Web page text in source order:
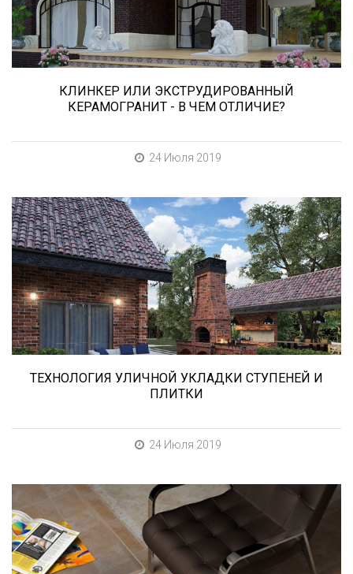
для экстерьерной отделки домов, зон
мангала, барбекю, лестниц и...
КЛИНКЕР ИЛИ ЭКСТРУДИРОВАННЫЙ
КЕРАМОГРАНИТ - В ЧЕМ ОТЛИЧИЕ?
24 Июля 2019
В этой статье мы расскажем о том, что
нужно учесть при выборе и укладке уличных
облицовочных материалов (ступени и плитка).
ТЕХНОЛОГИЯ УЛИЧНОЙ УКЛАДКИ СТУПЕНЕЙ И
ПЛИТКИ
24 Июля 2019
При выборе любой плитки важно важны не
только цвет и размер, но и ее
износостойкость. Как же определить
износостойкость керамической плитки и